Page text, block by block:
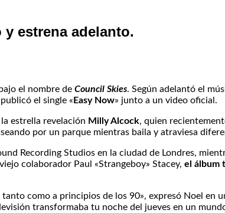
estrena adelanto.
bajo el nombre de Council Skies. Según adelantó el
el single « Easy Now» junto a un video oficial.
estrella revelación Milly Alcock, quien
por un parque mientras baila y atraviesa
Recording Studios en la ciudad de Londres,
colaborador Paul «Strangeboy» Stacey, el álbum
como a principios de los 90», expresó Noel en
transformaba tu noche del jueves en un